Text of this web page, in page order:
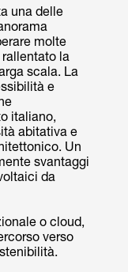
una delle
molte
la
scala. La
e
italiano,
abitativa e
Un
svantaggi
da
o cloud,
verso